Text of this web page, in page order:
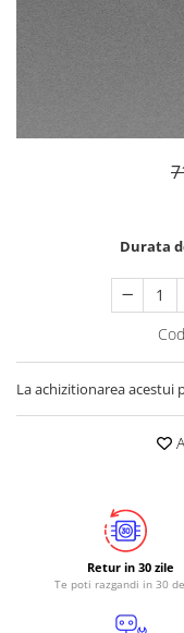
Adaptoare si
ADC
Multiplexor
Radio
Telecomenzi
Accesorii
Durata
La achizitionarea acestui
Retur in 30 zile
Te poti razgandi in 30